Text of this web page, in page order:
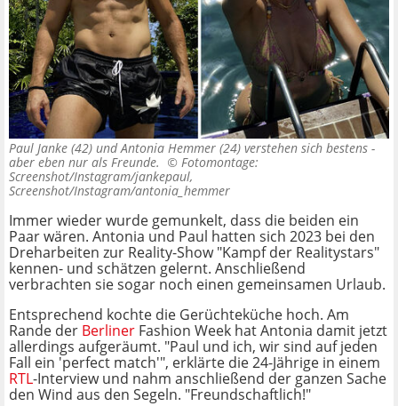
Paul Janke (42) und Antonia Hemmer (24) verstehen sich bestens -
aber eben nur als Freunde. © Fotomontage:
Screenshot/Instagram/jankepaul,
Screenshot/Instagram/antonia_hemmer
Immer wieder wurde gemunkelt, dass die beiden ein
Paar wären. Antonia und Paul hatten sich 2023 bei den
Dreharbeiten zur Reality-Show "Kampf der Realitystars"
kennen- und schätzen gelernt. Anschließend
verbrachten sie sogar noch einen gemeinsamen Urlaub.
Entsprechend kochte die Gerüchteküche hoch. Am
Rande der Berliner Fashion Week hat Antonia damit jetzt
allerdings aufgeräumt. "Paul und ich, wir sind auf jeden
Fall ein 'perfect match'", erklärte die 24-Jährige in einem
RTL-Interview und nahm anschließend der ganzen Sache
den Wind aus den Segeln. "Freundschaftlich!"